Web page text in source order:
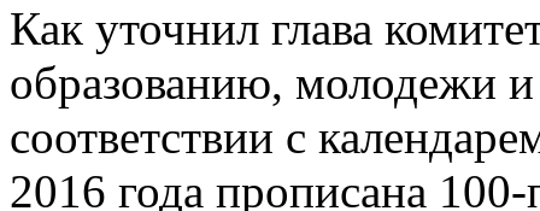
Как уточнил глава
образованию, молодежи
соответствии с
2016 года прописана